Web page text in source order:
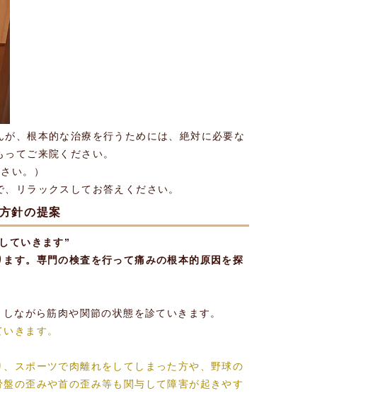
、根本的な治療を行うためには、絶対に必要な
てご来院ください。
い。）
リラックスしてお答えください。
針の提案
ていきます”
す。専門の検査を行って痛みの根本的原因を探
ながら筋肉や関節の状態を診ていきます。
きます。
スポーツで肉離れをしてしまった方や、野球の
の歪みや首の歪み等も関与して障害が起きやす